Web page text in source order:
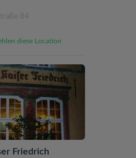
84
diese Location
Friedrich